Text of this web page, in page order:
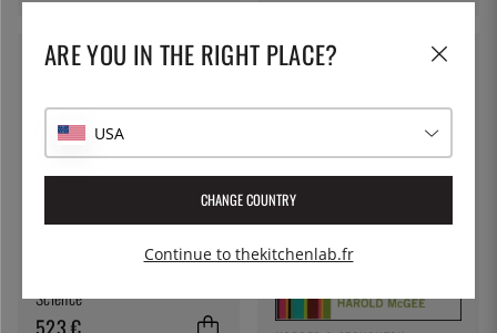
MODERNIST CUISINE
Science
ARE YOU IN THE RIGHT PLACE?
USA
CHANGE COUNTRY
Continue to thekitchenlab.fr